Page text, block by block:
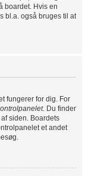
boardet. Hvis en
bl.a. også bruges til at
fungerer for dig. For
. Du finder
siden. Boardets
et andet